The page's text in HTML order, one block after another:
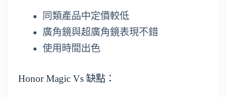
同類產品中定價較低
廣角鏡與超廣角鏡表現不錯
使用時間出色
Honor Magic Vs 缺點：